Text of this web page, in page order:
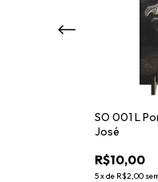
SO 001 L
José
R$10,00
5xde R$2,00